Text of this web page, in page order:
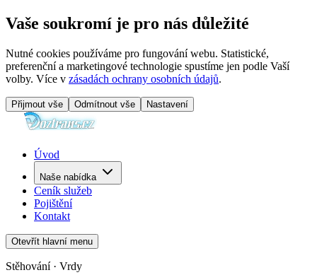
Vaše soukromí je pro nás důležité
Nutné cookies používáme pro fungování webu. Statistické,
preferenční a marketingové technologie spustíme jen podle Vaší
volby. Více v zásadách ochrany osobních údajů.
Přijmout vše Odmítnout vše Nastavení
Úvod
Naše nabídka
Ceník služeb
Pojištění
Kontakt
Otevřít hlavní menu
Stěhování · Vrdy